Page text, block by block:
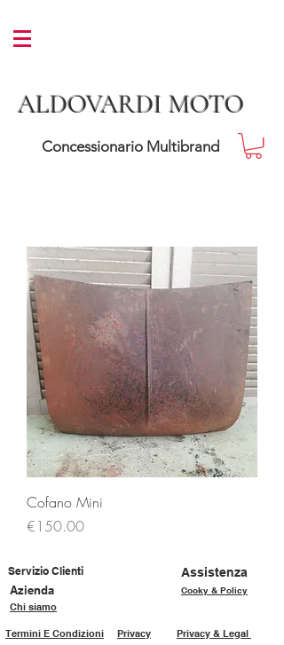
ALDOVARDI MOTO
Concessionario Multibrand
Cofano Mini
Price
€150.00
Servizio Clienti
Assistenza
Azienda
Cooky & Policy
Chi siamo
Privacy & Legal
Privacy
Termini E Condizioni